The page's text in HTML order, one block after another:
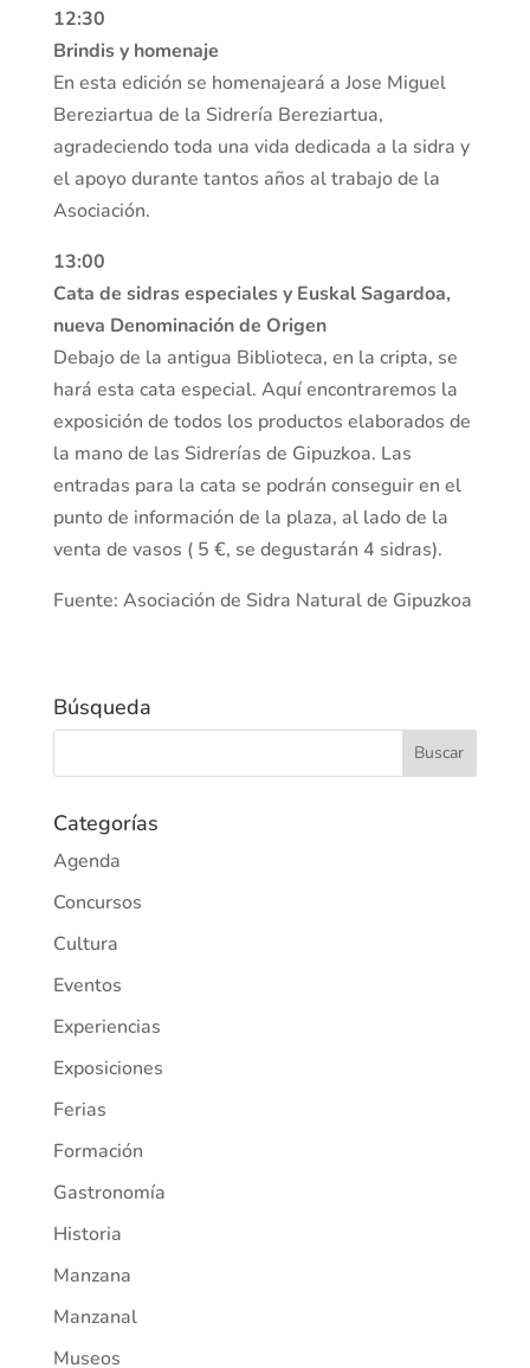
12:30
Brindis y homenaje
En esta edición se homenajeará a Jose Miguel
Bereziartua de la Sidrería Bereziartua,
agradeciendo toda una vida dedicada a la sidra y
el apoyo durante tantos años al trabajo de la
Asociación.
13:00
Cata de sidras especiales y Euskal Sagardoa,
nueva Denominación de Origen
Debajo de la antigua Biblioteca, en la cripta, se
hará esta cata especial. Aquí encontraremos la
exposición de todos los productos elaborados de
la mano de las Sidrerías de Gipuzkoa. Las
entradas para la cata se podrán conseguir en el
punto de información de la plaza, al lado de la
venta de vasos ( 5 €, se degustarán 4 sidras).
Fuente: Asociación de Sidra Natural de Gipuzkoa
Búsqueda
Categorías
Agenda
Concursos
Cultura
Eventos
Experiencias
Exposiciones
Ferias
Formación
Gastronomía
Historia
Manzana
Manzanal
Museos